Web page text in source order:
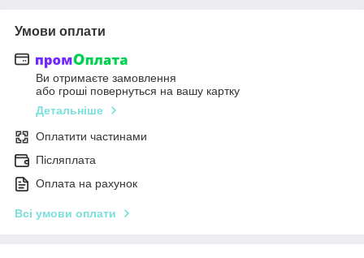
Умови оплати
Ви отримаєте замовлення
або гроші повернуться на вашу картку
Детальніше
Оплатити частинами
Післяплата
Оплата на рахунок
Всі умови оплати